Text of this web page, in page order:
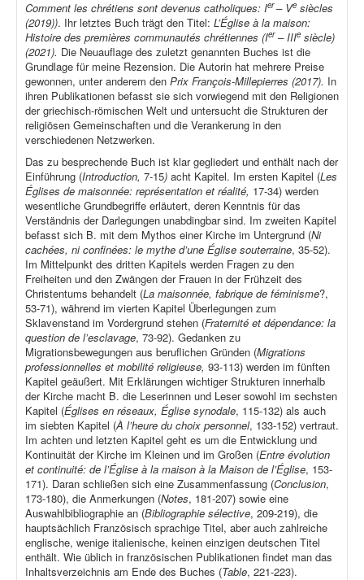
Comment les chrétiens sont devenus catholiques: Ier– Ve siècles
(2019)). Ihr letztes Buch trägt den Titel: L’Église à la maison:
Histoire des premières communautés chrétiennes (Ier– IIIe siècle)
(2021). Die Neuauflage des zuletzt genannten Buches ist die
Grundlage für meine Rezension. Die Autorin hat mehrere Preise
gewonnen, unter anderem den Prix François-Millepierres (2017). In
ihren Publikationen befasst sie sich vorwiegend mit den Religionen
der griechisch-römischen Welt und untersucht die Strukturen der
religiösen Gemeinschaften und die Verankerung in den
verschiedenen Netzwerken.
Das zu besprechende Buch ist klar gegliedert und enthält nach der
Einführung (Introduction, 7-15) acht Kapitel. Im ersten Kapitel (Les
Églises de maisonnée: représentation et réalité, 17-34) werden
wesentliche Grundbegriffe erläutert, deren Kenntnis für das
Verständnis der Darlegungen unabdingbar sind. Im zweiten Kapitel
befasst sich B. mit dem Mythos einer Kirche im Untergrund (Ni
cachées, ni confinées: le mythe d’une Église souterraine, 35-52).
Im Mittelpunkt des dritten Kapitels werden Fragen zu den
Freiheiten und den Zwängen der Frauen in der Frühzeit des
Christentums behandelt (La maisonnée, fabrique de féminisme?,
53-71), während im vierten Kapitel Überlegungen zum
Sklavenstand im Vordergrund stehen (Fraternité et dépendance: la
question de l’esclavage, 73-92). Gedanken zu
Migrationsbewegungen aus beruflichen Gründen (Migrations
professionnelles et mobilité religieuse, 93-113) werden im fünften
Kapitel geäußert. Mit Erklärungen wichtiger Strukturen innerhalb
der Kirche macht B. die Leserinnen und Leser sowohl im sechsten
Kapitel (Églises en réseaux, Église synodale, 115-132) als auch
im siebten Kapitel (À l’heure du choix personnel, 133-152) vertraut.
Im achten und letzten Kapitel geht es um die Entwicklung und
Kontinuität der Kirche im Kleinen und im Großen (Entre évolution
et continuité: de l’Église à la maison à la Maison de l’Église, 153-
171). Daran schließen sich eine Zusammenfassung (Conclusion,
173-180), die Anmerkungen (Notes, 181-207) sowie eine
Auswahlbibliographie an (Bibliographie sélective, 209-219), die
hauptsächlich Französisch sprachige Titel, aber auch zahlreiche
englische, wenige italienische, keinen einzigen deutschen Titel
enthält. Wie üblich in französischen Publikationen findet man das
Inhaltsverzeichnis am Ende des Buches (Table, 221-223).